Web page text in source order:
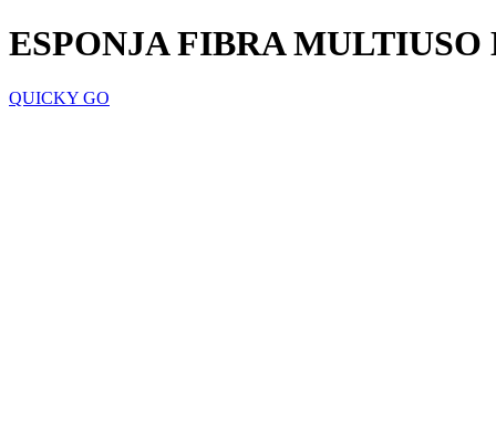
ESPONJA FIBRA
QUICKY GO